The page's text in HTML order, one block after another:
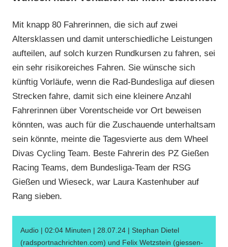
Mit knapp 80 Fahrerinnen, die sich auf zwei
Altersklassen und damit unterschiedliche Leistungen
aufteilen, auf solch kurzen Rundkursen zu fahren, sei
ein sehr risikoreiches Fahren. Sie wünsche sich
künftig Vorläufe, wenn die Rad-Bundesliga auf diesen
Strecken fahre, damit sich eine kleinere Anzahl
Fahrerinnen über Vorentscheide vor Ort beweisen
könnten, was auch für die Zuschauende unterhaltsam
sein könnte, meinte die Tagesvierte aus dem Wheel
Divas Cycling Team. Beste Fahrerin des PZ Gießen
Racing Teams, dem Bundesliga-Team der RSG
Gießen und Wieseck, war Laura Kastenhuber auf
Rang sieben.
Audio | 02:04 Minuten | 28.07.24 | Stephan Dietel
(radsportnachrichten.com) und Felix Wetzstein (giessen-